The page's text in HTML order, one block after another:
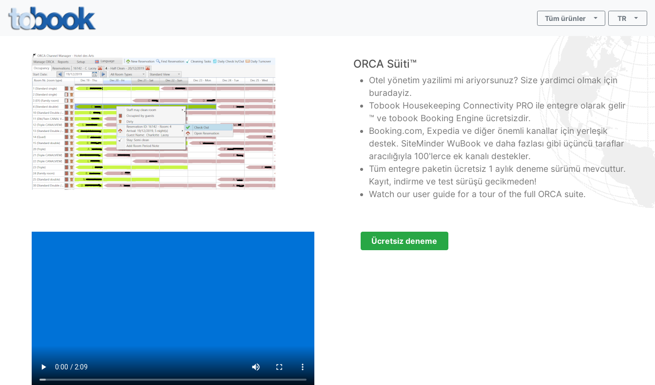
Tüm ürünler TR
ORCA Süiti™
Otel yönetim yazilimi mi ariyorsunuz? Size yardimci olmak için
buradayiz.
Tobook Housekeeping Connectivity PRO ile entegre olarak gelir
™ ve tobook Booking Engine ücretsizdir.
Booking.com, Expedia ve diğer önemli kanallar için yerleşik
destek. SiteMinder WuBook ve daha fazlası gibi üçüncü taraflar
aracılığıyla 100'lerce ek kanalı destekler.
Tüm entegre paketin ücretsiz 1 aylık deneme sürümü mevcuttur.
Kayıt, indirme ve test sürüşü gecikmeden!
Watch our user guide for a tour of the full ORCA suite.
Ücretsiz deneme